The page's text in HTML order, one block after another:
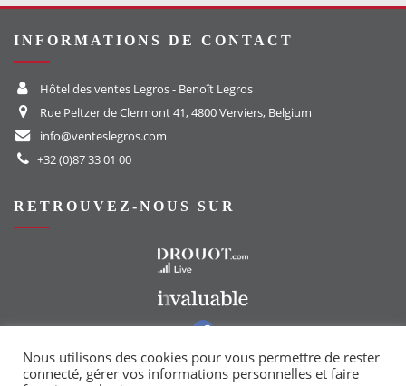
INFORMATIONS DE CONTACT
Hôtel des ventes Legros - Benoît Legros
Rue Peltzer de Clermont 41, 4800 Verviers, Belgium
info@venteslegros.com
+32 (0)87 33 01 00
RETROUVEZ-NOUS SUR
Vers notre groupe Facebook
Nous utilisons des cookies pour vous permettre de rester
connecté, gérer vos informations personnelles et faire